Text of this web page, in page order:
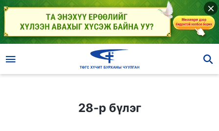
28-р бүлэг